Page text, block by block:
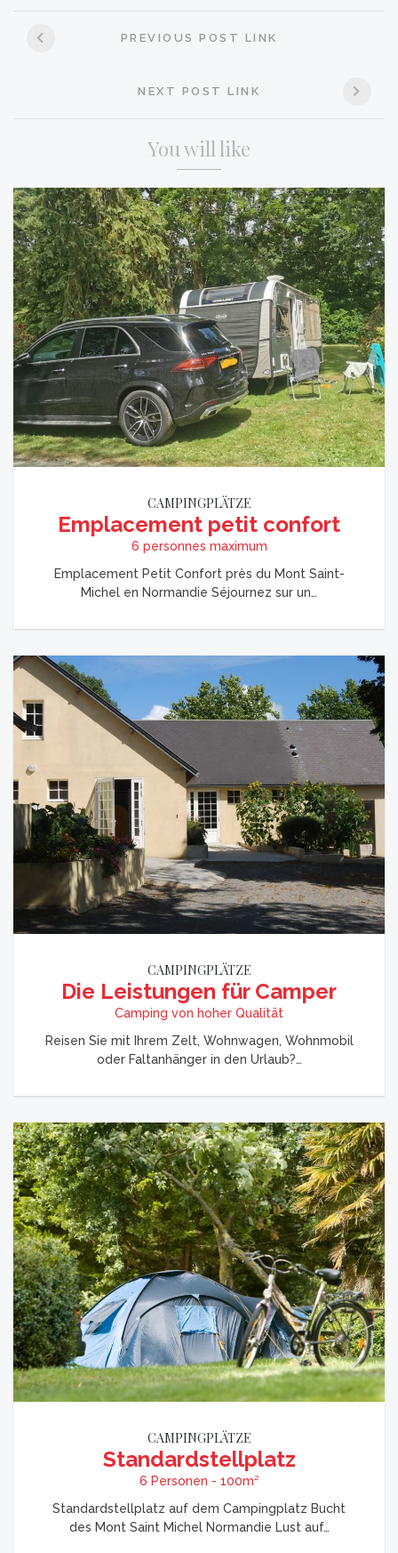
navigation
PREVIOUS POST LINK
NEXT POST LINK
You will like
CAMPINGPLÄTZE
Emplacement petit confort
6 personnes maximum
Emplacement Petit Confort près du Mont Saint-
Michel en Normandie Séjournez sur un…
CAMPINGPLÄTZE
Die Leistungen für Camper
Camping von hoher Qualität
Reisen Sie mit Ihrem Zelt, Wohnwagen, Wohnmobil
oder Faltanhänger in den Urlaub?…
CAMPINGPLÄTZE
Standardstellplatz
6 Personen - 100m²
Standardstellplatz auf dem Campingplatz Bucht
des Mont Saint Michel Normandie Lust auf…